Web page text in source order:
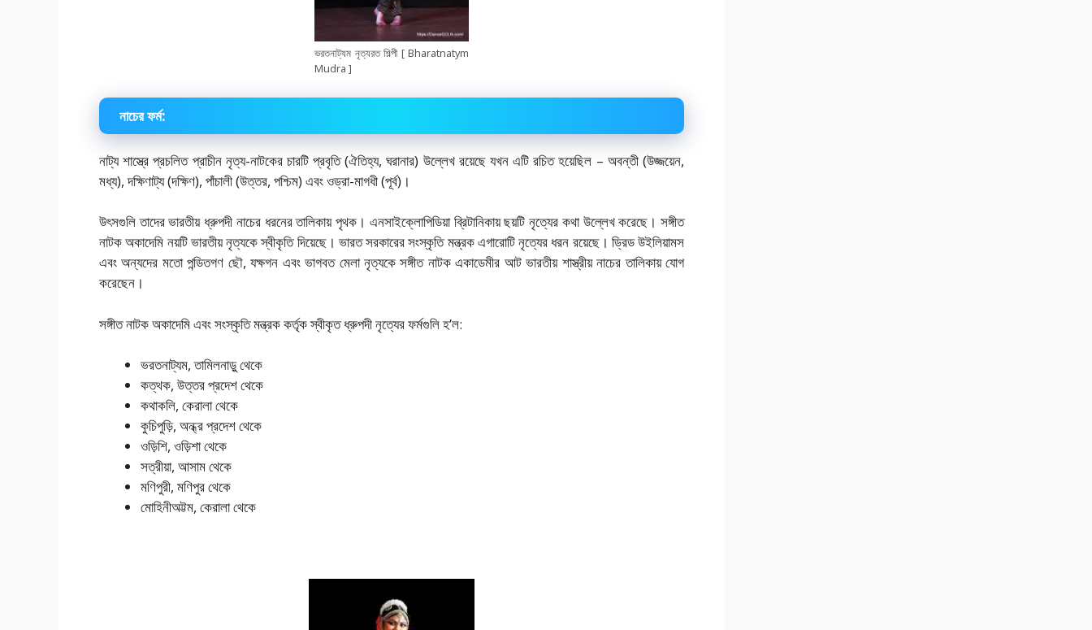
ভরতনাট্যম নৃত্যরত শিল্পী [ Bharatnatym
Mudra ]
নাচের ফর্ম:
নাট্য শাস্ত্রে প্রচলিত প্রাচীন নৃত্য-নাটকের চারটি প্রবৃতি (ঐতিহ্য, ঘরানার) উল্লেখ রয়েছে যখন এটি রচিত হয়েছিল – অবন্তী (উজ্জয়েন,
মধ্য), দক্ষিণাট্য (দক্ষিণ), পাঁচালী (উত্তর, পশ্চিম) এবং ওড্রা-মাগধী (পূর্ব)।
উৎসগুলি তাদের ভারতীয় ধ্রুপদী নাচের ধরনের তালিকায় পৃথক। এনসাইক্লোপিডিয়া ব্রিটানিকায় ছয়টি নৃত্যের কথা উল্লেখ করেছে। সঙ্গীত
নাটক অকাদেমি নয়টি ভারতীয় নৃত্যকে স্বীকৃতি দিয়েছে। ভারত সরকারের সংস্কৃতি মন্ত্রক এগারোটি নৃত্যের ধরন রয়েছে। ড্রিড উইলিয়ামস
এবং অন্যদের মতো পন্ডিতগণ ছৌ, যক্ষগন এবং ভাগবত মেলা নৃত্যকে সঙ্গীত নাটক একাডেমীর আট ভারতীয় শাস্ত্রীয় নাচের তালিকায় যোগ
করেছেন।
সঙ্গীত নাটক অকাদেমি এবং সংস্কৃতি মন্ত্রক কর্তৃক স্বীকৃত ধ্রুপদী নৃত্যের ফর্মগুলি হ’ল:
ভরতনাট্যম, তামিলনাড়ু থেকে
কত্থক, উত্তর প্রদেশ থেকে
কথাকলি, কেরালা থেকে
কুচিপুড়ি, অন্ধ্র প্রদেশ থেকে
ওড়িশি, ওড়িশা থেকে
সত্রীয়া, আসাম থেকে
মণিপুরী, মণিপুর থেকে
মোহিনীঅট্টম, কেরালা থেকে